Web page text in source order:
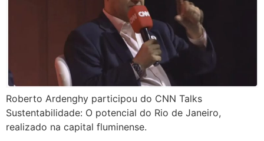
Roberto Ardenghy participou do CNN Talks
Sustentabilidade: O potencial do Rio de Janeiro,
realizado na capital fluminense.